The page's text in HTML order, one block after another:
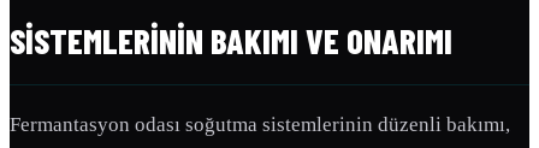
SISTEMLERININ BAKIMI VE ONARIMI
Fermantasyon odası soğutma sistemlerinin düzenli bakımı,